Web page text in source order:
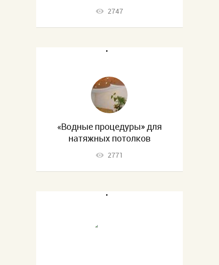
2747
«Водные процедуры» для
натяжных потолков
2771